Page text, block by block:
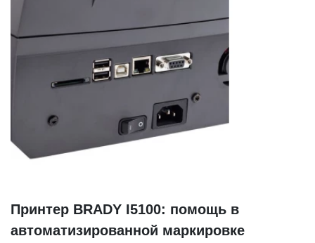
Принтер BRADY I5100: помощь в
автоматизированной маркировке